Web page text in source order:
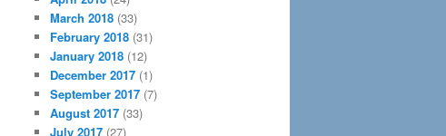
March 2018 (33)
February 2018 (31)
January 2018 (12)
December 2017 (1)
September 2017 (7)
August 2017 (33)
July 2017 (27)